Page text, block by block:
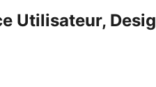
Utilisateur,